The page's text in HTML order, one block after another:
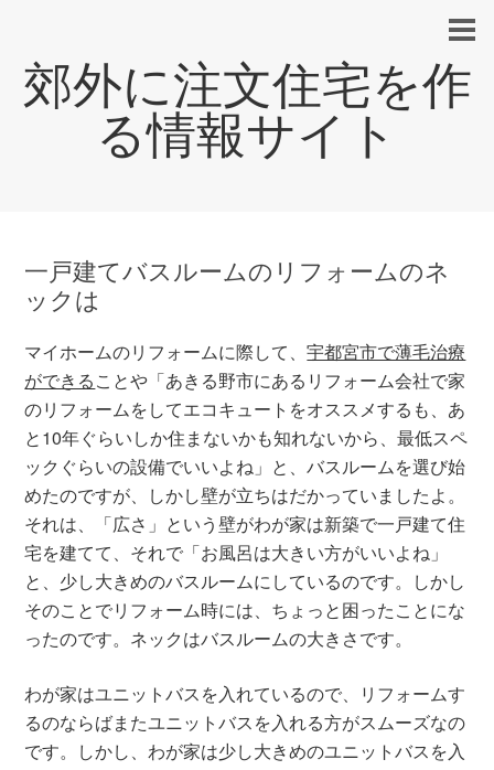
郊外に注文住宅を作
る情報サイト
一戸建てバスルームのリフォームのネ
ックは
マイホームのリフォームに際して、宇都宮市で薄毛治療
ができることや「あきる野市にあるリフォーム会社で家
のリフォームをしてエコキュートをオススメするも、あ
と10年ぐらいしか住まないかも知れないから、最低スペ
ックぐらいの設備でいいよね」と、バスルームを選び始
めたのですが、しかし壁が立ちはだかっていましたよ。
それは、「広さ」という壁がわが家は新築で一戸建て住
宅を建てて、それで「お風呂は大きい方がいいよね」
と、少し大きめのバスルームにしているのです。しかし
そのことでリフォーム時には、ちょっと困ったことにな
ったのです。ネックはバスルームの大きさです。
わが家はユニットバスを入れているので、リフォームす
るのならばまたユニットバスを入れる方がスムーズなの
です。しかし、わが家は少し大きめのユニットバスを入